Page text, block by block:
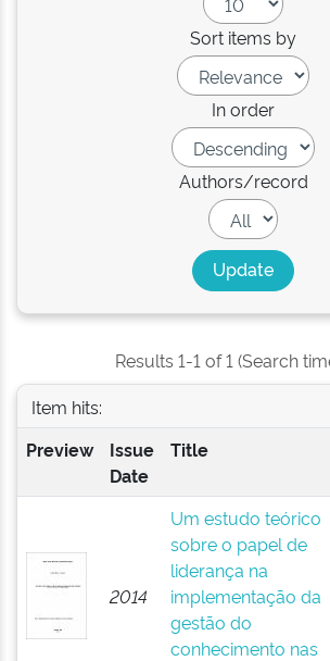
Sort items by
In order
Authors/record
Results 1-1 of 1 (Search
Item hits:
Preview
Issue
Date
Title
2014
Um estudo teórico
sobre o papel de
liderança na
implementação da
gestão do
conhecimento nas